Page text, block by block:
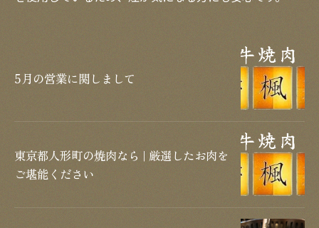
5月の営業に関しまして
東京都人形町の焼肉なら | 厳選したお肉を
ご堪能ください